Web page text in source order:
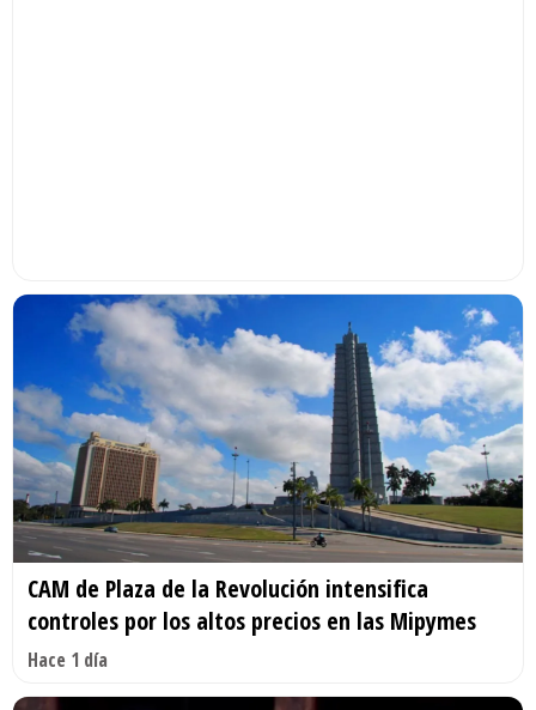
CAM de Plaza de la Revolución intensifica
controles por los altos precios en las Mipymes
Hace 1 día